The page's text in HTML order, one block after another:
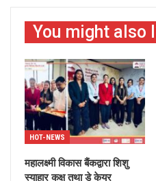
You might also
HOT-NEWS
महालक्ष्मी विकास बैंकद्वारा शिशु
स्याहार कक्ष तथा डे केयर